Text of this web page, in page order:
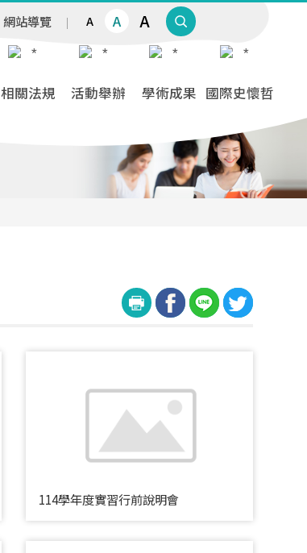
網站導覽 A A A
相關法規 活動舉辦 學術成果 國際史懷哲
114學年度實習行前說明會